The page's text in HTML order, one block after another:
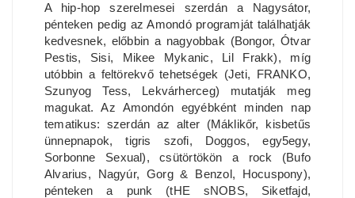
A hip-hop szerelmesei szerdán a Nagysátor,
pénteken pedig az Amondó programját találhatják
kedvesnek, előbbin a nagyobbak (Bongor, Ótvar
Pestis, Sisi, Mikee Mykanic, Lil Frakk), míg
utóbbin a feltörekvő tehetségek (Jeti, FRANKO,
Szunyog Tess, Lekvárherceg) mutatják meg
magukat. Az Amondón egyébként minden nap
tematikus: szerdán az alter (Máklikőr, kisbetűs
ünnepnapok, tigris szofi, Doggos, egy5egy,
Sorbonne Sexual), csütörtökön a rock (Bufo
Alvarius, Nagyúr, Gorg & Benzol, Hocuspony),
pénteken a punk (tHE sNOBS, Siketfajd,